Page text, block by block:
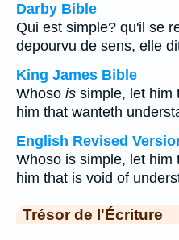
Darby Bible
Qui est simple? qu'il se
depourvu de sens, elle
King James Bible
Whoso is simple, let him
him that wanteth
English Revised
Whoso is simple, let him
him that is void of
Trésor de l'Écriture